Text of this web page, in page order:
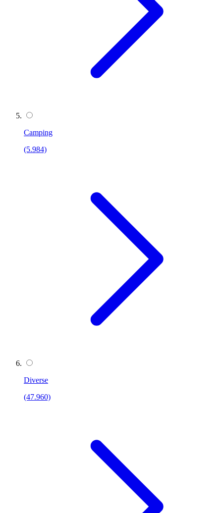
Camping
(5.984)
Diverse
(47.960)